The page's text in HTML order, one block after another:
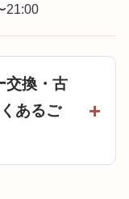
21:00
交換・古
あるご